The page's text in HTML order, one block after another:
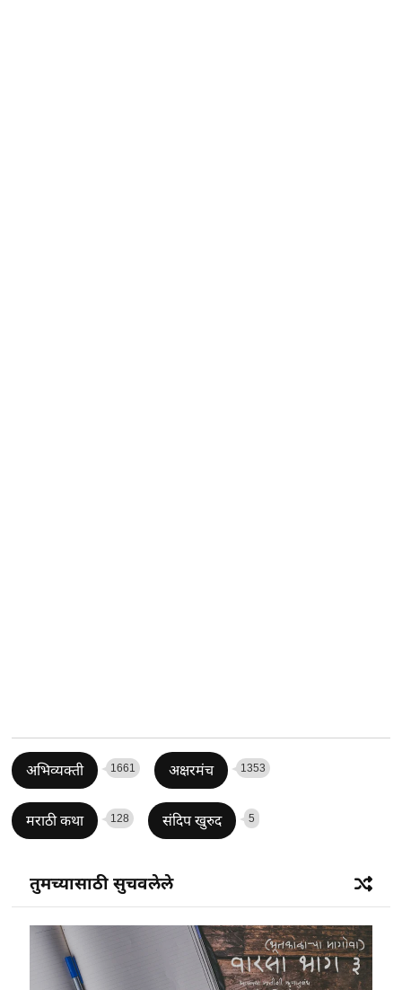
अभिव्यक्ती 1661 अक्षरमंच 1353
मराठी कथा 128 संदिप खुरुद 5
तुमच्यासाठी सुचवलेले